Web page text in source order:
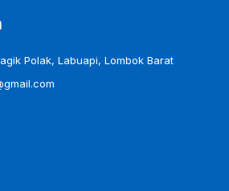
Polak, Labuapi, Lombok Barat